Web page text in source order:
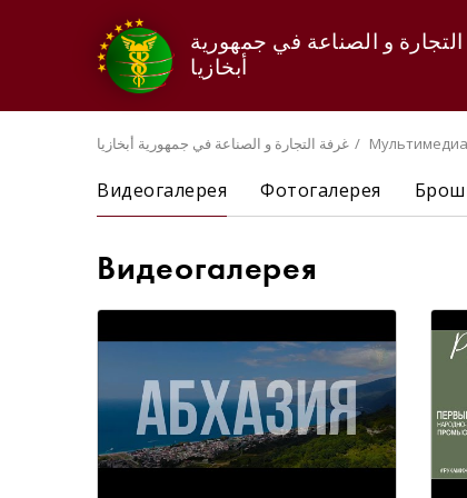
و الصناعة في جمهورية
أبخازيا
غرفة التجارة و الصناعة في جمهورية أبخازيا Мультимедиа
Видеогалерея Фотогалерея
Видеогалерея